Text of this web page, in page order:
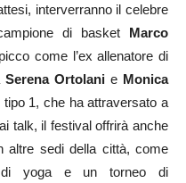
interverranno il celebre
di basket Marco
come l’ex allenatore di
Serena Ortolani e Monica
1, che ha attraversato a
talk, il festival offrirà anche
altre sedi della città, come
di yoga e un torneo di